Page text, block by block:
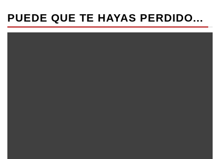
PUEDE QUE TE HAYAS PERDIDO...